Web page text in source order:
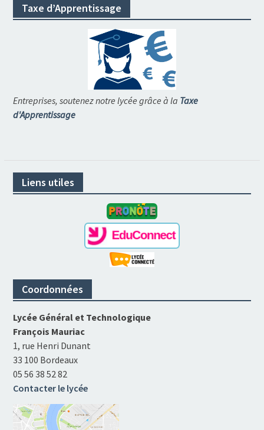
Taxe d’Apprentissage
Entreprises, soutenez notre lycée grâce à la Taxe
d'Apprentissage
Liens utiles
Coordonnées
Lycée Général et Technologique
François Mauriac
1, rue Henri Dunant
33 100 Bordeaux
05 56 38 52 82
Contacter le lycée